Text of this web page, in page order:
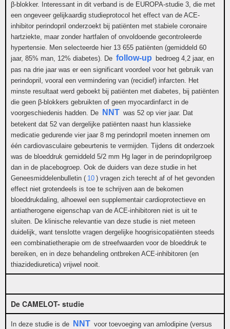
β-blokker. Interessant in dit verband is de EUROPA-studie 3, die met
een ongeveer gelijkaardig studieprotocol het effect van de ACE-
inhibitor perindopril onderzoekt bij patiënten met stabiele coronaire
hartziekte, maar zonder hartfalen of onvoldoende gecontroleerde
hypertensie. Men selecteerde hier 13 655 patiënten (gemiddeld 60
jaar, 85% man, 12% diabetes). De follow-up
bedroeg 4,2 jaar, en
pas na drie jaar was er een significant voordeel voor het gebruik van
perindopril, vooral een vermindering van (recidief) infarcten. Het
minste resultaat werd geboekt bij patiënten met diabetes, bij patiënten
die geen β-blokkers gebruikten of geen myocardinfarct in de
voorgeschiedenis hadden. De
NNT was 52 op vier jaar. Dat
betekent dat 52 van dergelijke patiënten naast hun klassieke
medicatie gedurende vier jaar 8 mg perindopril moeten innemen om
één cardiovasculaire gebeurtenis te vermijden. Tijdens dit onderzoek
was de bloeddruk gemiddeld 5/2 mm Hg lager in de perindoprilgroep
dan in de placebogroep. Ook de duiders van deze studie in het
Geneesmiddelenbulletin ( 10 ) vragen zich terecht af of het gevonden
effect niet grotendeels is toe te schrijven aan de bekomen
bloeddrukdaling, alhoewel een supplementair cardioprotectieve en
antiatherogene eigenschap van de ACE-inhibitoren niet is uit te
sluiten. De klinische relevantie van deze studie is niet meteen
duidelijk, want tenslotte vragen dergelijke hoogrisicopatiënten steeds
een combinatietherapie om de streefwaarden voor de bloeddruk te
bereiken, en in deze behandeling ontbreken ACE-inhibitoren (en
thiazidediuretica) vrijwel nooit.
De CAMELOT- studie
In deze studie is de NNT voor toevoeging van amlodipine (versus